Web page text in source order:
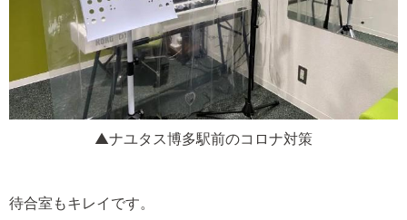
▲ナユタス博多駅前のコロナ対策
待合室もキレイです。